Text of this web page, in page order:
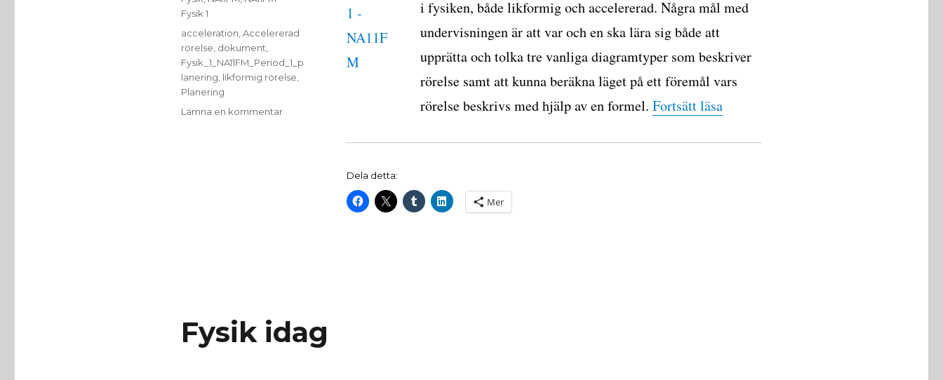
i fysiken, både likformig och accelererad. Några mål med
undervisningen är att var och en ska lära sig både att
upprätta och tolka tre vanliga diagramtyper som beskriver
rörelse samt att kunna beräkna läget på ett föremål vars
rörelse beskrivs med hjälp av en formel.Fortsätt läsa”Likformig och accelererad rörelse”
Dela detta:
Mer
Fysik 1
Etiketter
acceleration Accelererad
rörelse dokument
Fysik_1_NA11FM_Period_1_p
lanering likformig rörelse
Planering
Lämna en kommentartill
Fysik idag